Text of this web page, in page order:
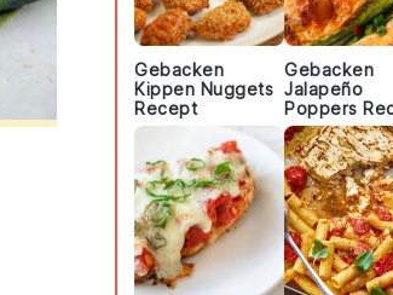
Gebacken
Kippen Nuggets
Recept
Gebacken
Jalapeño
Poppers